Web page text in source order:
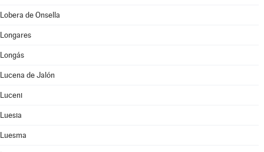
Lobera de Onsella
Longares
Longás
Lucena de Jalón
Luceni
Luesia
Luesma